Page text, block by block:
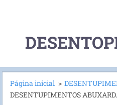
Página inicial >
DESENTUPIMENTOS